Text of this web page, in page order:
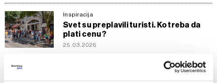
Inspiracija
Svet su preplavili turisti. Ko treba da
plati cenu?
25.03.2026